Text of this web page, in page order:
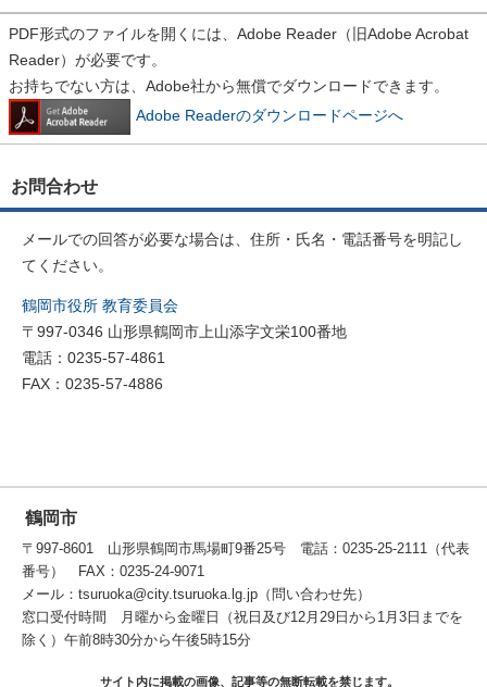
PDF形式のファイルを開くには、Adobe Reader（旧Adobe Acrobat
Reader）が必要です。
お持ちでない方は、Adobe社から無償でダウンロードできます。
Adobe Readerのダウンロードページへ
お問合わせ
メールでの回答が必要な場合は、住所・氏名・電話番号を明記し
てください。
鶴岡市役所 教育委員会
〒997-0346 山形県鶴岡市上山添字文栄100番地
電話：0235-57-4861
FAX：0235-57-4886
鶴岡市
〒997-8601 山形県鶴岡市馬場町9番25号 電話：0235-25-2111（代表
番号） FAX：0235-24-9071
メール：tsuruoka@city.tsuruoka.lg.jp（問い合わせ先）
窓口受付時間 月曜から金曜日（祝日及び12月29日から1月3日までを
除く）午前8時30分から午後5時15分
サイト内に掲載の画像、記事等の無断転載を禁じます。